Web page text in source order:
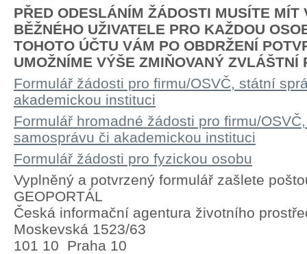
PŘED ODESLÁNÍM ŽÁDOSTI MUSÍTE MÍT
BĚŽNÉHO UŽIVATELE PRO KAŽDOU
TOHOTO ÚČTU VÁM PO OBDRŽENÍ
UMOŽNÍME VÝŠE ZMIŇOVANÝ ZVLÁŠTNÍ
Formulář žádosti pro firmu/OSVČ, státní
akademickou instituci
Formulář hromadné žádosti pro firmu/
samosprávu či akademickou instituci
Formulář žádosti pro fyzickou osobu
Vyplněný a potvrzený formulář zašlete
GEOPORTÁL
Česká informační agentura životního
Moskevská 1523/63
101 10 Praha 10